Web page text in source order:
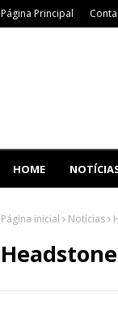
Página Principal
HOME
Página inicial Notícias